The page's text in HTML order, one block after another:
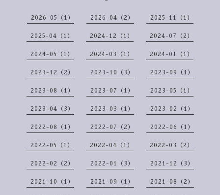
2026-05（1） 2026-04（2） 2025-11（1）
2025-04（1） 2024-12（1） 2024-07（2）
2024-05（1） 2024-03（1） 2024-01（1）
2023-12（2） 2023-10（3） 2023-09（1）
2023-08（1） 2023-07（1） 2023-05（1）
2023-04（3） 2023-03（1） 2023-02（1）
2022-08（1） 2022-07（2） 2022-06（1）
2022-05（1） 2022-04（1） 2022-03（2）
2022-02（2） 2022-01（3） 2021-12（3）
2021-10（1） 2021-09（1） 2021-08（2）